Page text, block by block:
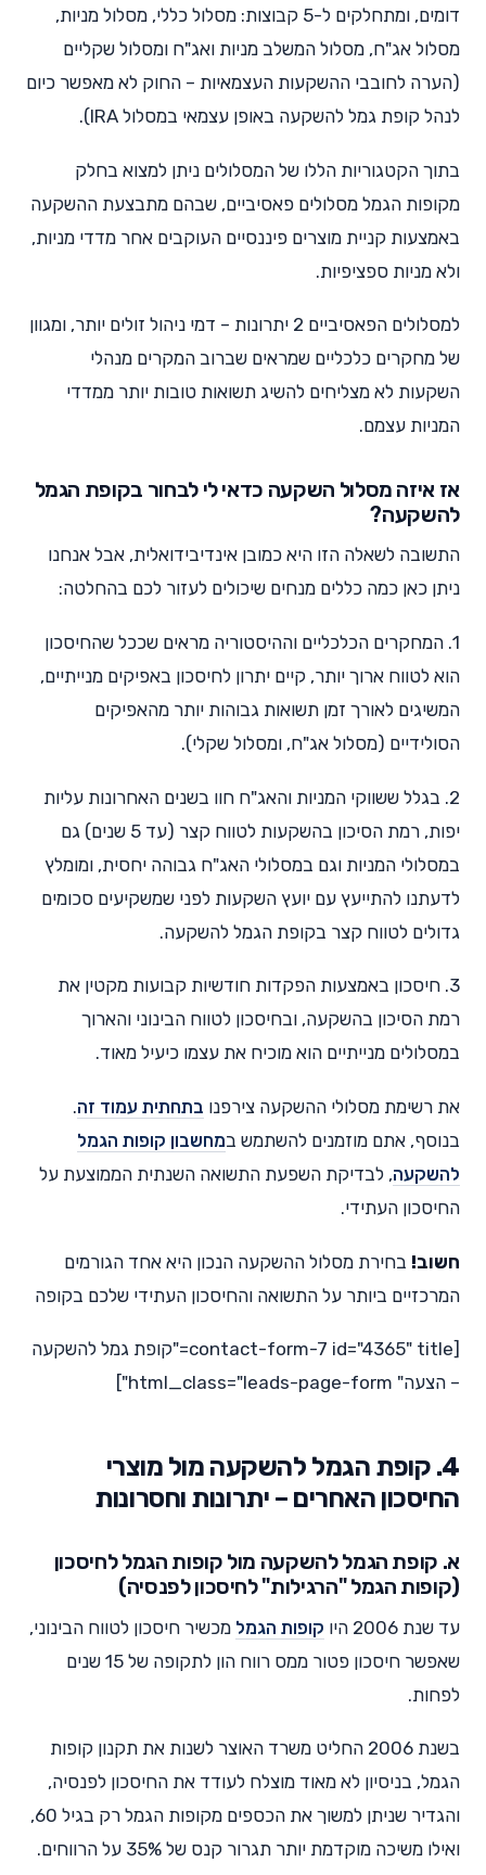
דומים, ומתחלקים ל-5 קבוצות: מסלול כללי, מסלול מניות,
מסלול אג"ח, מסלול המשלב מניות ואג"ח ומסלול שקליים
(הערה לחובבי ההשקעות העצמאיות – החוק לא מאפשר כיום
לנהל קופת גמל להשקעה באופן עצמאי במסלול IRA).
בתוך הקטגוריות הללו של המסלולים ניתן למצוא בחלק
מקופות הגמל מסלולים פאסיביים, שבהם מתבצעת ההשקעה
באמצעות קניית מוצרים פיננסיים העוקבים אחר מדדי מניות,
ולא מניות ספציפיות.
למסלולים הפאסיביים 2 יתרונות – דמי ניהול זולים יותר, ומגוון
של מחקרים כלכליים שמראים שברוב המקרים מנהלי
השקעות לא מצליחים להשיג תשואות טובות יותר ממדדי
המניות עצמם.
אז איזה מסלול השקעה כדאי לי לבחור בקופת הגמל
להשקעה?
התשובה לשאלה הזו היא כמובן אינדיבידואלית, אבל אנחנו
ניתן כאן כמה כללים מנחים שיכולים לעזור לכם בהחלטה:
1. המחקרים הכלכליים וההיסטוריה מראים שככל שהחיסכון
הוא לטווח ארוך יותר, קיים יתרון לחיסכון באפיקים מנייתיים,
המשיגים לאורך זמן תשואות גבוהות יותר מהאפיקים
הסולידיים (מסלול אג"ח, ומסלול שקלי).
2. בגלל ששווקי המניות והאג"ח חוו בשנים האחרונות עליות
יפות, רמת הסיכון בהשקעות לטווח קצר (עד 5 שנים) גם
במסלולי המניות וגם במסלולי האג"ח גבוהה יחסית, ומומלץ
לדעתנו להתייעץ עם יועץ השקעות לפני שמשקיעים סכומים
גדולים לטווח קצר בקופת הגמל להשקעה.
3. חיסכון באמצעות הפקדות חודשיות קבועות מקטין את
רמת הסיכון בהשקעה, ובחיסכון לטווח הבינוני והארוך
במסלולים מנייתיים הוא מוכיח את עצמו כיעיל מאוד.
את רשימת מסלולי ההשקעה צירפנו בתחתית עמוד זה.
בנוסף, אתם מוזמנים להשתמש במחשבון קופות הגמל
להשקעה, לבדיקת השפעת התשואה השנתית הממוצעת על
החיסכון העתידי.
חשוב! בחירת מסלול ההשקעה הנכון היא אחד הגורמים
המרכזיים ביותר על התשואה והחיסכון העתידי שלכם בקופה
[contact-form-7 id="4365" title="קופת גמל להשקעה
– הצעה" html_class="leads-page-form"]
4. קופת הגמל להשקעה מול מוצרי
החיסכון האחרים – יתרונות וחסרונות
א. קופת הגמל להשקעה מול קופות הגמל לחיסכון
(קופות הגמל "הרגילות" לחיסכון לפנסיה)
עד שנת 2006 היו קופות הגמל מכשיר חיסכון לטווח הבינוני,
שאפשר חיסכון פטור ממס רווח הון לתקופה של 15 שנים
לפחות.
בשנת 2006 החליט משרד האוצר לשנות את תקנון קופות
הגמל, בניסיון לא מאוד מוצלח לעודד את החיסכון לפנסיה,
והגדיר שניתן למשוך את הכספים מקופות הגמל רק בגיל 60,
ואילו משיכה מוקדמת יותר תגרור קנס של 35% על הרווחים.